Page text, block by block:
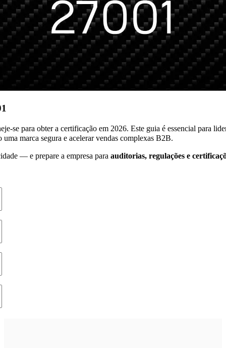
se para obter a certificação em 2026. Este guia é essencial para
uma marca segura e acelerar vendas complexas B2B.
— e prepare a empresa para auditorias, regulações e